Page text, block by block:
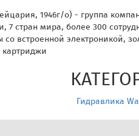
, 1946г/о) - группа
7 стран мира, более 300
со встроенной электроникой,
картриджи
Гидравлика